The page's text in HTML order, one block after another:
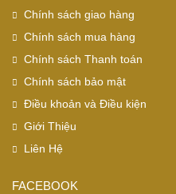
Chính sách giao hàng
Chính sách mua hàng
Chính sách Thanh toán
Chính sách bảo mật
Điều khoản và Điều kiện
Giới Thiệu
Liên Hệ
FACEBOOK